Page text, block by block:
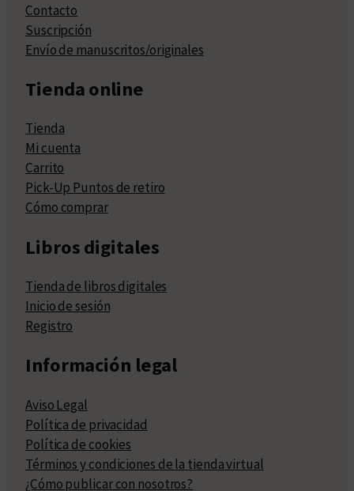
Contacto
Suscripción
Envío de manuscritos/originales
Tienda online
Tienda
Mi cuenta
Carrito
Pick-Up Puntos de retiro
Cómo comprar
Libros digitales
Tienda de libros digitales
Inicio de sesión
Registro
Información legal
Aviso Legal
Política de privacidad
Política de cookies
Términos y condiciones de la tienda virtual
¿Cómo publicar con nosotros?